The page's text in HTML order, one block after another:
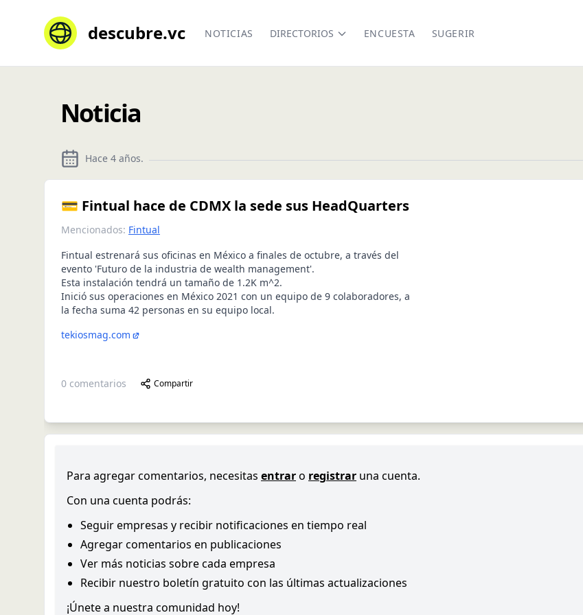
descubre.vc NOTICIAS DIRECTORIOS ENCUESTA SUGERIR
Noticia
Hace 4 años.
💳 Fintual hace de CDMX la sede sus HeadQuarters
Mencionados: Fintual
Fintual estrenará sus oficinas en México a finales de octubre, a través del
evento 'Futuro de la industria de wealth management'.
Esta instalación tendrá un tamaño de 1.2K m^2.
Inició sus operaciones en México 2021 con un equipo de 9 colaboradores, a
la fecha suma 42 personas en su equipo local.
tekiosmag.com
0 comentarios Compartir
Para agregar comentarios, necesitas entraro registrar una cuenta.
Con una cuenta podrás:
Seguir empresas y recibir notificaciones en tiempo real
Agregar comentarios en publicaciones
Ver más noticias sobre cada empresa
Recibir nuestro boletín gratuito con las últimas actualizaciones
¡Únete a nuestra comunidad hoy!